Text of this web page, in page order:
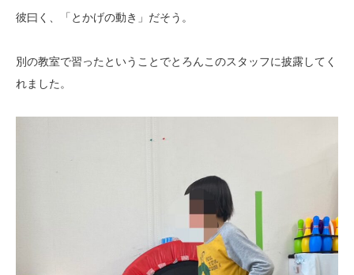
彼曰く、「とかげの動き」だそう。
別の教室で習ったということでとろんこのスタッフに披露してく
れました。